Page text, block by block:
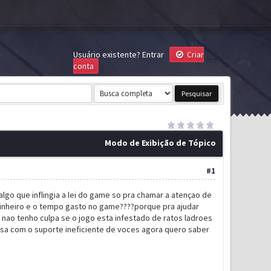
Usuário existente? Entrar
Criar
conta
Modo de Exibição de Tópico
#1
que inflingia a lei do game so pra chamar a atençao de
e o tempo gasto no game????porque pra ajudar
tenho culpa se o jogo esta infestado de ratos ladroes
com o suporte ineficiente de voces agora quero saber